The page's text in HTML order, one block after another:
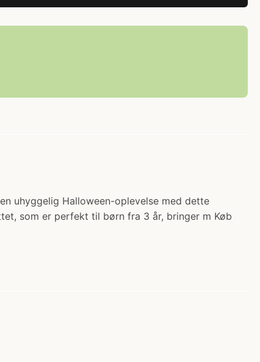
uhyggelig Halloween-oplevelse med dette
som er perfekt til børn fra 3 år, bringer m Køb